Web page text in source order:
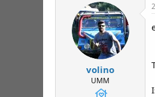
volino
UMM